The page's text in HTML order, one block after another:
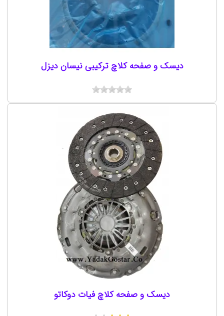
دیسک و صفحه کلاچ ترکیبی نیسان دیزل
دیسک و صفحه کلاچ فیات دوکاتو